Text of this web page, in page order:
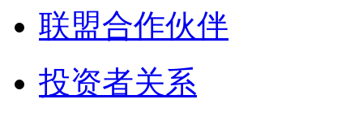
联盟合作伙伴
投资者关系